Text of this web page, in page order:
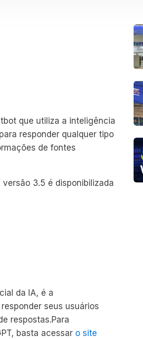
que utiliza a inteligência
responder qualquer tipo
de fontes
versão 3.5 é disponibilizada
da IA, é a
seus usuários
respostas.Para
basta acessar o site